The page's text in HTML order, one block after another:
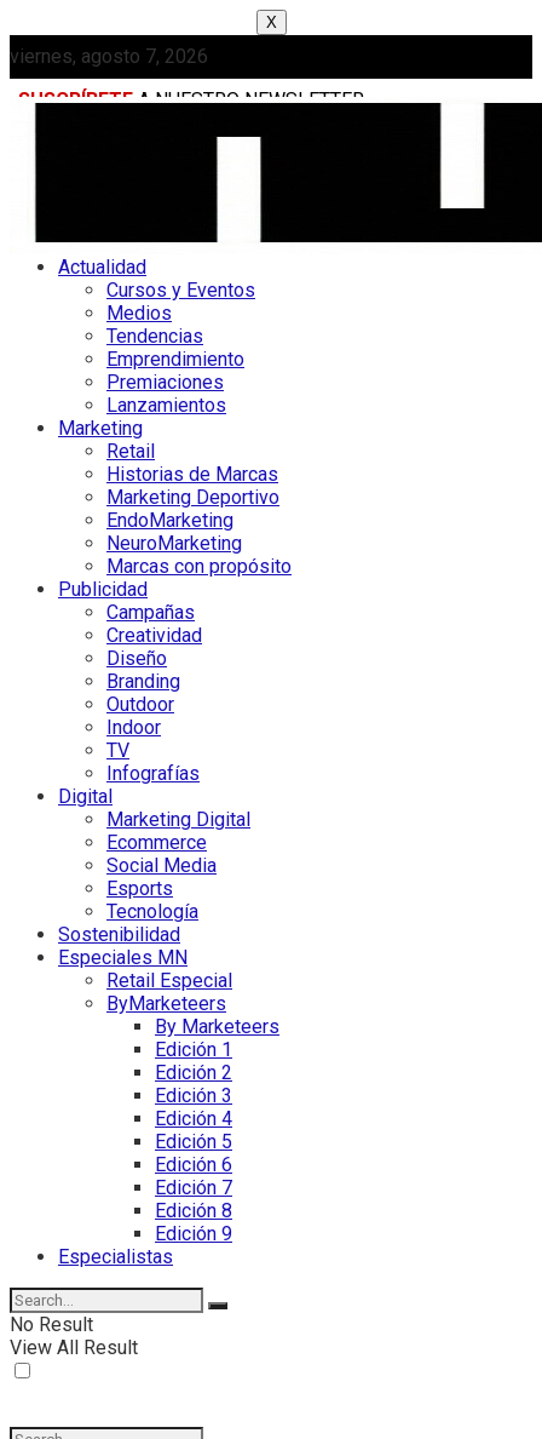
X
viernes, agosto 7, 2026
SUSCRÍBETE A NUESTRO NEWSLETTER
Actualidad
Cursos y Eventos
Medios
Tendencias
Emprendimiento
Premiaciones
Lanzamientos
Marketing
Retail
Historias de Marcas
Marketing Deportivo
EndoMarketing
NeuroMarketing
Marcas con propósito
Publicidad
Campañas
Creatividad
Diseño
Branding
Outdoor
Indoor
TV
Infografías
Digital
Marketing Digital
Ecommerce
Social Media
Esports
Tecnología
Sostenibilidad
Especiales MN
Retail Especial
ByMarketeers
By Marketeers
Edición 1
Edición 2
Edición 3
Edición 4
Edición 5
Edición 6
Edición 7
Edición 8
Edición 9
Especialistas
No Result
View All Result